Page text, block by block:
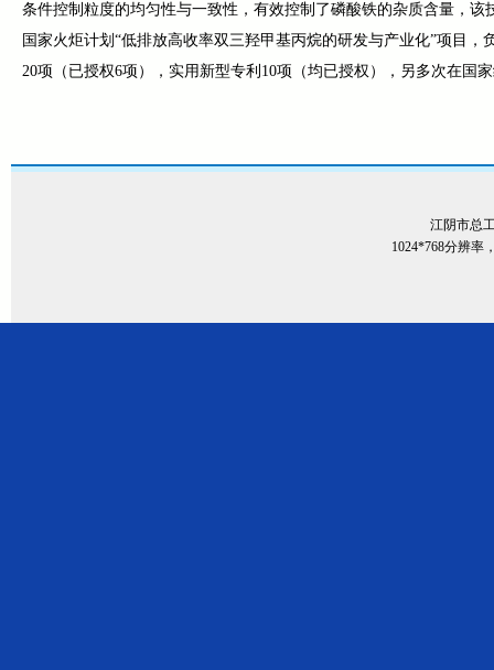
条件控制粒度的均匀性与一致性，有效控制了磷酸铁的杂质含量，
国家火炬计划“低排放高收率双三羟甲基丙烷的研发与产业化”项目
20项（已授权6项），实用新型专利10项（均已授权），另多次在国
江阴市总
1024*768分辨率